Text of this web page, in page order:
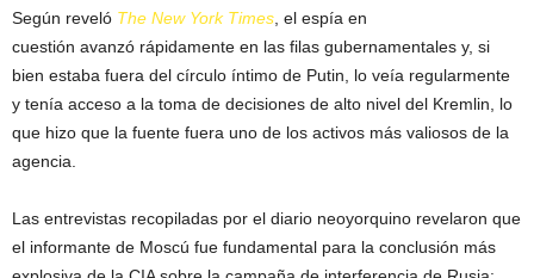
Según reveló The New York Times, el espía en
cuestión avanzó rápidamente en las filas gubernamentales y, si
bien estaba fuera del círculo íntimo de Putin, lo veía regularmente
y tenía acceso a la toma de decisiones de alto nivel del Kremlin, lo
que hizo que la fuente fuera uno de los activos más valiosos de la
agencia.
Las entrevistas recopiladas por el diario neoyorquino revelaron que
el informante de Moscú fue fundamental para la conclusión más